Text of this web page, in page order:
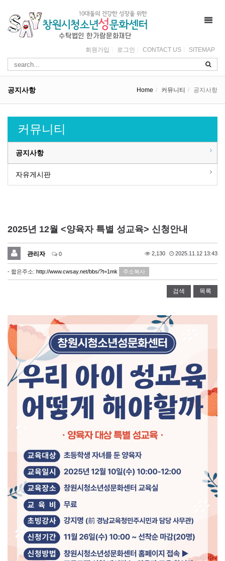
회원가입 로그인 CONTACT US SITEMAP
공지사항 Home 커뮤니티 공지사항
커뮤니티
공지사항
자유게시판
2025년 12월 <양육자 특별 성교육> 신청안내
관리자 0 2,130 2025.11.12 13:43
- 짧은주소: http://www.cwsay.net/bbs/?t=1mk 주소복사
검색 목록